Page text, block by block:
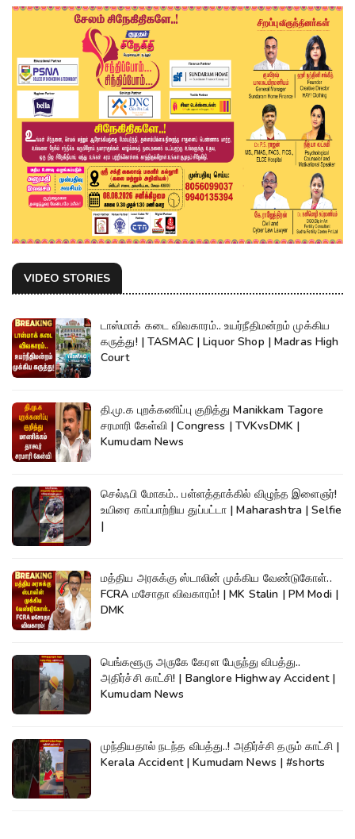
VIDEO STORIES
டாஸ்மாக் கடை விவகாரம்.. உயர்நீதிமன்றம் முக்கிய
கருத்து! | TASMAC | Liquor Shop | Madras High
Court
தி.மு.க புறக்கணிப்பு குறித்து Manikkam Tagore
சரமாரி கேள்வி | Congress | TVKvsDMK |
Kumudam News
செல்ஃபி மோகம்.. பள்ளத்தாக்கில் விழுந்த இளைஞர்!
உயிரை காப்பாற்றிய துப்பட்டா | Maharashtra | Selfie
|
மத்திய அரசுக்கு ஸ்டாலின் முக்கிய வேண்டுகோள்..
FCRA மசோதா விவகாரம்! | MK Stalin | PM Modi |
DMK
பெங்களூரு அருகே கேரள பேருந்து விபத்து..
அதிர்ச்சி காட்சி! | Banglore Highway Accident |
Kumudam News
முந்தியதால் நடந்த விபத்து..! அதிர்ச்சி தரும் காட்சி |
Kerala Accident | Kumudam News | #shorts